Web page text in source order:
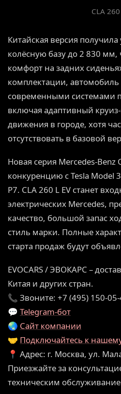
CLA
Китайская версия
колёсную базу до 2 830
комфорт на задних
комплектации, автомобиль
современными системами
включая адаптивный
движения в городе, хотя
отсутствовать в базовой
Новая серия Mercedes-Benz
конкуренцию с Tesla Model
P7. CLA 260 L EV станет
электрических Mercedes,
качество, большой запас
стиль марки. Полные
старта продаж будут
EVOCARS / ЭВОКАРС –
Китая и других стран.
📞 Звоните: +7 (495) 150-
💬 Telegram-бот
🌏 Сайт компании
🤝 Подключайтесь к
📍 Адрес: г. Москва, ул.
Приезжайте за
техническим